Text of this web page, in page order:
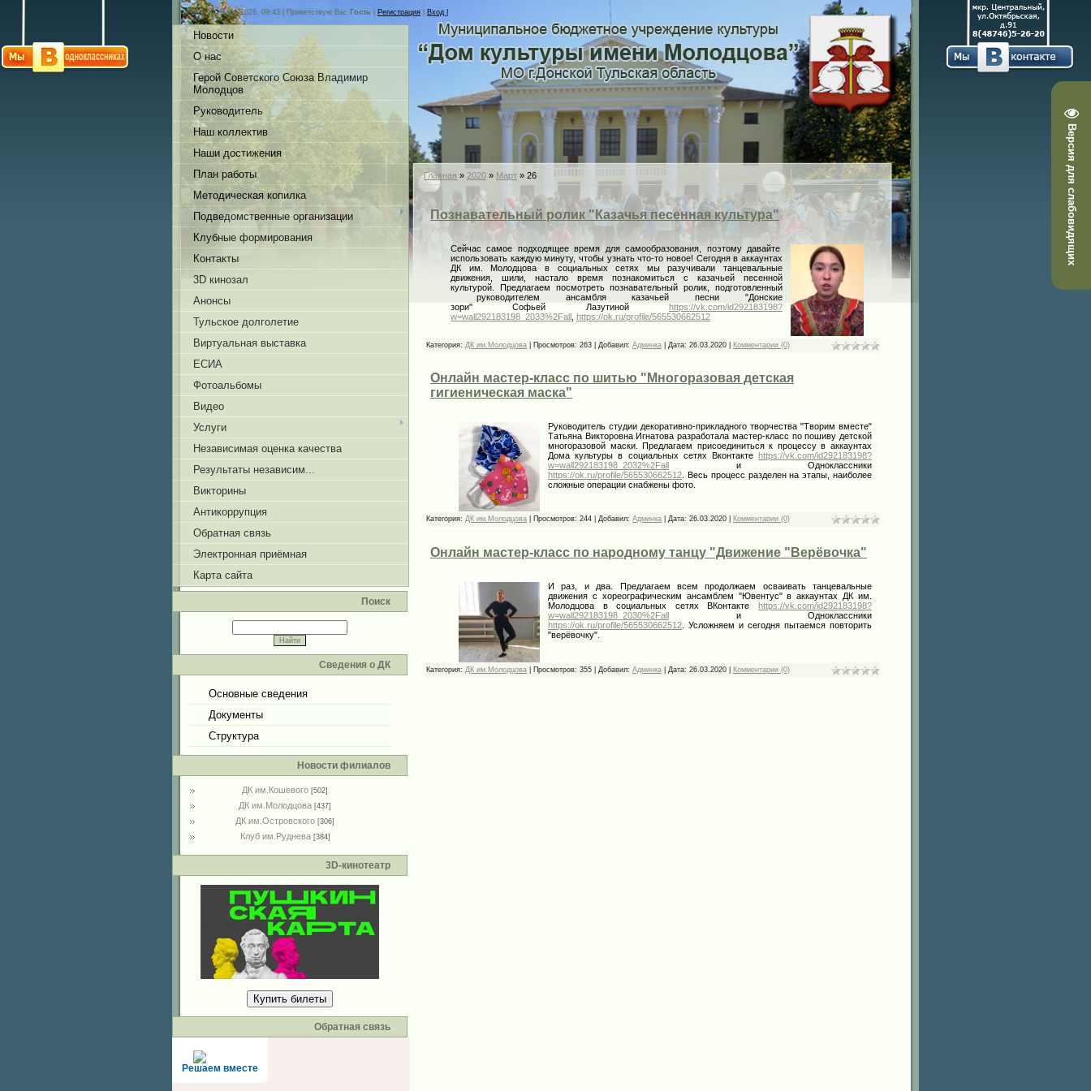
Версия для слабовидящих
Четверг, 06.08.2026, 09:43 | Приветствую Вас Гость Регистрация Вход |
Новости
О нас
Герой Советского Союза Владимир
Молодцов
Руководитель
Наш коллектив
Наши достижения
План работы
Методическая копилка
Подведомственные организации
Клубные формирования
Контакты
3D кинозал
Анонсы
Тульское долголетие
Виртуальная выставка
ЕСИА
Фотоальбомы
Видео
Услуги
Независимая оценка качества
Результаты независим...
Викторины
Антикоррупция
Обратная связь
Электронная приёмная
Карта сайта
Поиск
Сведения о ДК
Основные сведения
Документы
Структура
Новости филиалов
ДК им.Кошевого [502]
ДК им.Молодцова [437]
ДК им.Островского [306]
Клуб им.Руднева [384]
3D-кинотеатр
Купить билеты
Обратная связь
Решаем вместе
Главная » 2020 » Март » 26
Познавательный ролик "Казачья песенная культура"
Сейчас самое подходящее время для самообразования, поэтому давайте
использовать каждую минуту, чтобы узнать что-то новое! Сегодня в аккаунтах
ДК им. Молодцова в социальных сетях мы разучивали танцевальные
движения, шили, настало время познакомиться с казачьей песенной
культурой. Предлагаем посмотреть познавательный ролик, подготовленный
руководителем ансамбля казачьей песни "Донские
зори" Софьей Лазутиной https://vk.com/id292183198?
w=wall292183198_2033%2Fall https://ok.ru/profile/565530662512
Категория: ДК им.Молодцова Просмотров: 263 Добавил: Админка Дата: 26.03.2020 Комментарии (0)
Онлайн мастер-класс по шитью "Многоразовая детская
гигиеническая маска"
Руководитель студии декоративно-прикладного творчества "Творим вместе"
Татьяна Викторовна Игнатова разработала мастер-класс по пошиву детской
многоразовой маски. Предлагаем присоединиться к процессу в аккаунтах
Дома культуры в социальных сетях Вконтакте https://vk.com/id292183198?
w=wall292183198_2032%2Fall и Одноклассники
https://ok.ru/profile/565530662512 . Весь процесс разделен на этапы, наиболее
сложные операции снабжены фото.
Категория: ДК им.Молодцова Просмотров: 244 Добавил: Админка Дата: 26.03.2020 Комментарии (0)
Онлайн мастер-класс по народному танцу "Движение "Верёвочка"
И раз, и два. Предлагаем всем продолжаем осваивать танцевальные
движения с хореографическим ансамблем "Ювентус" в аккаунтах ДК им.
Молодцова в социальных сетях ВКонтакте https://vk.com/id292183198?
w=wall292183198_2030%2Fall и Одноклассники
https://ok.ru/profile/565530662512 . Усложняем и сегодня пытаемся повторить
"верёвочку".
Категория: ДК им.Молодцова Просмотров: 355 Добавил: Админка Дата: 26.03.2020 Комментарии (0)